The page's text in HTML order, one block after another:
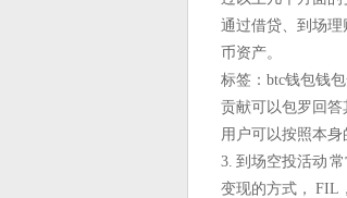
通过借贷、到场
币资产。
标签：btc钱包钱
贡献可以包罗回答
用户可以按照本
3. 到场空投活动
变现的方式， FIL